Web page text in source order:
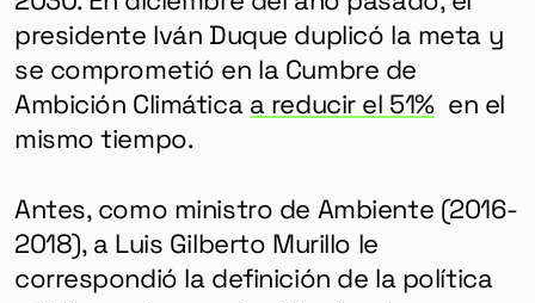
presidente Iván Duque duplicó la meta y
se comprometió en la Cumbre de
Ambición Climática a reducir el 51%en el
mismo tiempo.
Antes, como ministro de Ambiente (2016-
2018), a Luis Gilberto Murillo le
correspondió la definición de la política